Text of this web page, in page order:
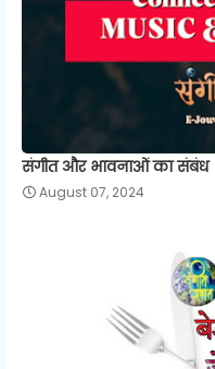
संगीत और भावनाओं का संबंध
August 07, 2024